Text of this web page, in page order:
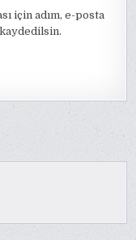
için adım, e-posta